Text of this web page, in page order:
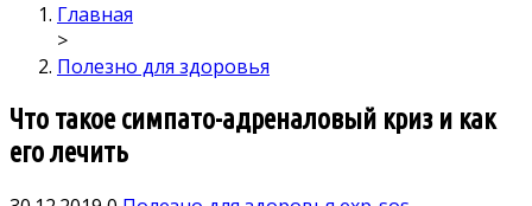
Главная
>
Полезно для здоровья
Что такое симпато-адреналовый криз и как
его лечить